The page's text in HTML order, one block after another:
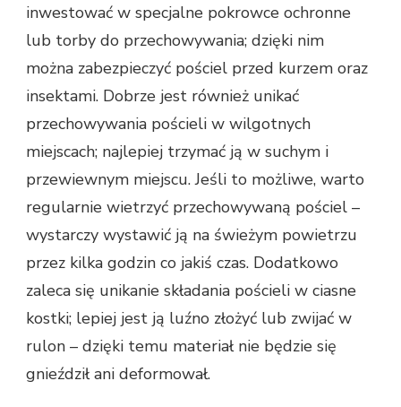
inwestować w specjalne pokrowce ochronne
lub torby do przechowywania; dzięki nim
można zabezpieczyć pościel przed kurzem oraz
insektami. Dobrze jest również unikać
przechowywania pościeli w wilgotnych
miejscach; najlepiej trzymać ją w suchym i
przewiewnym miejscu. Jeśli to możliwe, warto
regularnie wietrzyć przechowywaną pościel –
wystarczy wystawić ją na świeżym powietrzu
przez kilka godzin co jakiś czas. Dodatkowo
zaleca się unikanie składania pościeli w ciasne
kostki; lepiej jest ją luźno złożyć lub zwijać w
rulon – dzięki temu materiał nie będzie się
gnieździł ani deformował.